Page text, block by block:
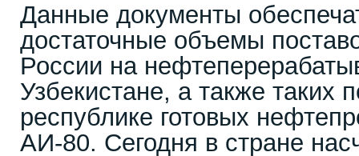
Данные документы
достаточные объемы
России на
Узбекистане, а также таких
республике готовых
АИ-80. Сегодня в стране